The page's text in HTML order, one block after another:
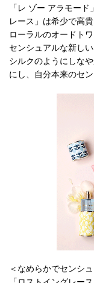
「レ ゾー アラモー
レース」は希少で高
ローラルのオードト
センシュアルな新しい
シルクのようにしな
にし、自分本来のセ
＜なめらかでセンシ